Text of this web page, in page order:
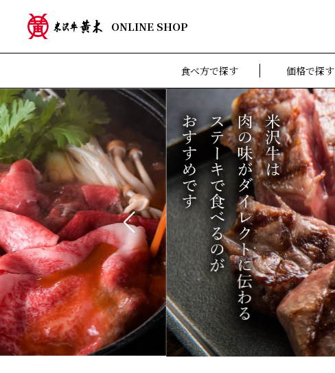
ONLINE SHOP
食べ方で探す 価格で探す